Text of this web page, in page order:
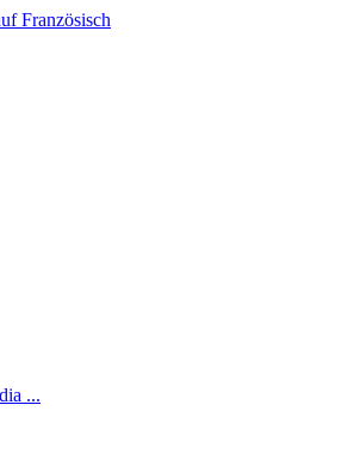
Französisch
...